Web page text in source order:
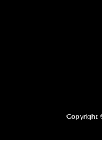
Copyright